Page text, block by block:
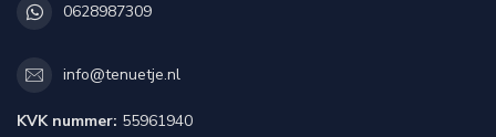
0628987309
info@tenuetje.nl
KVK nummer: 55961940